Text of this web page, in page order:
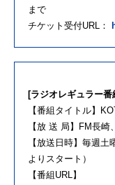
まで
チケット受付URL：
[ラジオレギュラー番
【番組タイトル】
【放 送 局】FM長崎
【放送日時】毎週土
よりスタート）
【番組URL】